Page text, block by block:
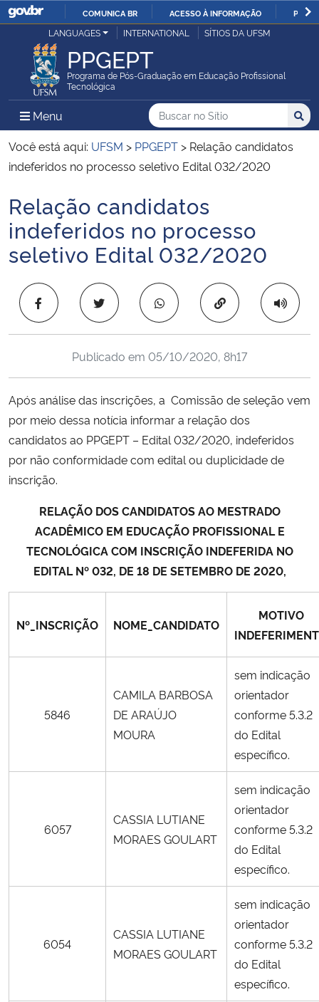
IR
O
COMUNICA BR ACESSO À INFORMAÇÃO
Ministério da Justiça e Segurança Pública
Ministério da Defesa
Ministério das Relações Exteriores
Ministério da Infraestrutura
Ministério da Agricultura, Pecuária e Abastecimento
Ministério da Educação
Ministério de Minas e Energia
Ministério da Ciência, Tecnologia, Inovações e Comunicações
Ministério do Meio Ambiente
Ministério do Turismo
Ministério do Desenvolvimento Regional
Controladoria-Geral da União
Ministério da Mulher, da Família e dos Direitos Humanos
Secretaria de Governo
LANGUAGES INTERNATIONAL SÍTIOS DA UFSM
PPGEPT
Programa de Pós-Graduação em Educação Profissional
Tecnológica
Menu Menu Principal do Sítio
Busca
Buscar no no Sítio
Busca:
Você está aqui: UFSM > PPGEPT > Relação candidatos
indeferidos no processo seletivo Edital 032/2020
Início do conteúdo
Relação candidatos
indeferidos no processo
seletivo Edital 032/2020
Copiar para área
Publicado em 05/10/2020, 8h17
Após análise das inscrições, a Comissão de seleção vem
por meio dessa notícia informar a relação dos
candidatos ao PPGEPT – Edital 032/2020, indeferidos
por não conformidade com edital ou duplicidade de
inscrição.
RELAÇÃO DOS CANDIDATOSAO MESTRADO
ACADÊMICO EM EDUCAÇÃO PROFISSIONAL E
TECNOLÓGICACOM INSCRIÇÃO INDEFERIDANO
EDITALNº 032, DE 18 DE SETEMBRO DE 2020,
Nº_INSCRIÇÃO NOME_CANDIDATO
MOTIVO
5846
CAMILA BARBOSA
DE ARAÚJO
MOURA
sem indicação
orientador
conforme 5.3.2
do Edital
específico.
6057
CASSIA LUTIANE
MORAES GOULART
sem indicação
orientador
conforme 5.3.2
do Edital
específico.
6054
CASSIA LUTIANE
MORAES GOULART
sem indicação
orientador
conforme 5.3.2
do Edital
específico.